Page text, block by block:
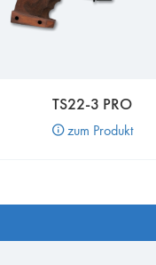
TS22-3 PRO
zum Produkt